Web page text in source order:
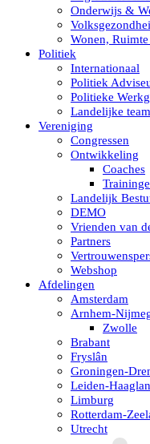
Onderwijs &
Wonen,
Politiek
Internationaal
Politiek
Politieke
Landelijke
Vereniging
Congressen
Ontwikkeling
Coaches
Landelijk
DEMO
Vrienden van
Partners
Webshop
Afdelingen
Amsterdam
Arnhem-
Zwolle
Brabant
Fryslân
Groningen-
Leiden-
Limburg
Rotterdam-
Utrecht